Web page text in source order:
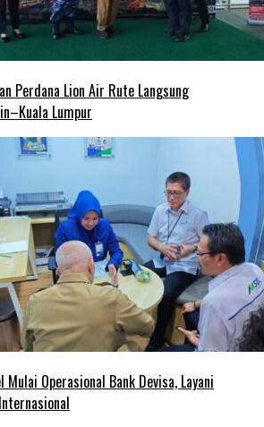
Perdana Lion Air Rute Langsung
Lumpur
Mulai Operasional Bank Devisa, Layani